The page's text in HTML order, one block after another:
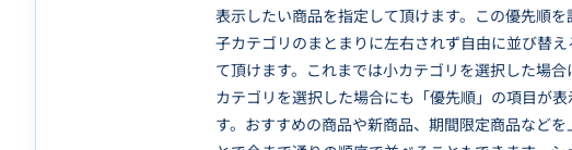
表示したい商品を指定して頂けます。この優先順
子カテゴリのまとまりに左右されず自由に並び替
て頂けます。これまでは小カテゴリを選択した場
カテゴリを選択した場合にも「優先順」の項目が
す。おすすめの商品や新商品、期間限定商品など